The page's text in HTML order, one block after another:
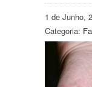
1 de Junho,
Categoria: